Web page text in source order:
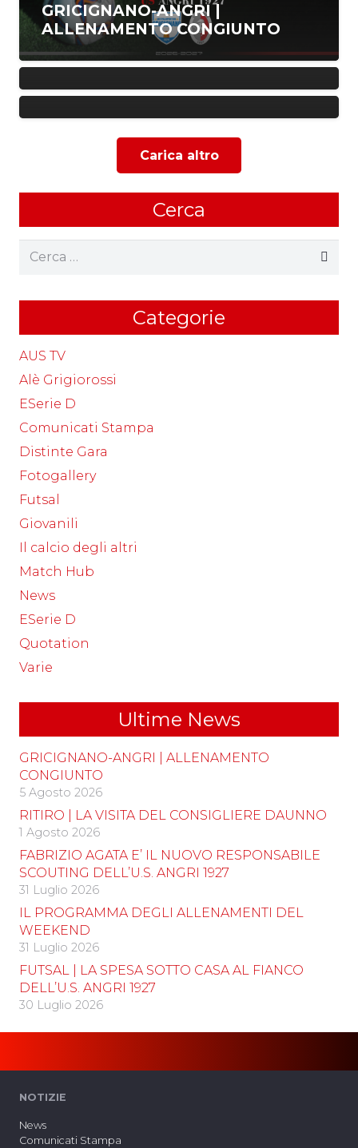
GRICIGNANO-ANGRI |
ALLENAMENTO CONGIUNTO
RITIRO | LA VISITA DEL
CONSIGLIERE DAUNNO
FABRIZIO AGATA E’ IL NUOVO
RESPONSABILE SCOUTING
DELL’U.S. ANGRI 1927
Carica altro
Cerca
Ricerca
Categorie
AUS TV
Alè Grigiorossi
ESerie D
Comunicati Stampa
Distinte Gara
Fotogallery
Futsal
Giovanili
Il calcio degli altri
Match Hub
News
ESerie D
Quotation
Varie
Ultime News
GRICIGNANO-ANGRI | ALLENAMENTO
CONGIUNTO
5 Agosto 2026
RITIRO | LA VISITA DEL CONSIGLIERE DAUNNO
1 Agosto 2026
FABRIZIO AGATA E’ IL NUOVO RESPONSABILE
SCOUTING DELL’U.S. ANGRI 1927
31 Luglio 2026
IL PROGRAMMA DEGLI ALLENAMENTI DEL
WEEKEND
31 Luglio 2026
FUTSAL | LA SPESA SOTTO CASA AL FIANCO
DELL’U.S. ANGRI 1927
30 Luglio 2026
NOTIZIE
News
Comunicati Stampa